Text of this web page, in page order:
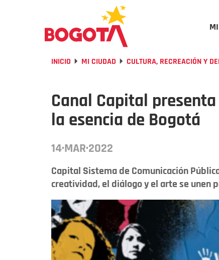
INICIO MI CIUDAD CULTURA, RECREACIÓN Y
Canal Capital
la esencia de Bogotá
14·MAR·2022
Capital Sistema de Comunicación
creatividad, el diálogo y el arte se unen